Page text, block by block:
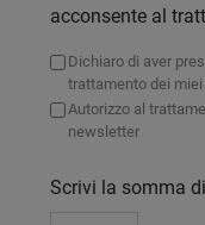
acconsente al
Dichiaro di aver
trattamento dei
Autorizzo al
newsletter
Scrivi la somma